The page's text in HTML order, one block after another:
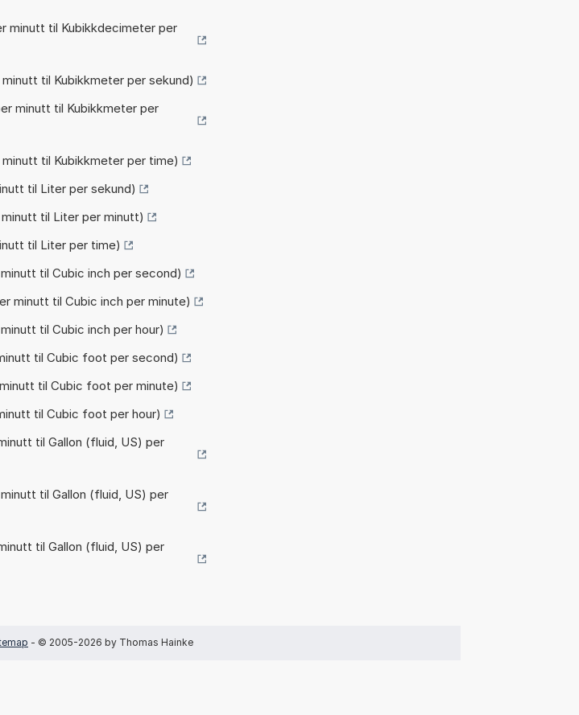
minutt til Kubikkdecimeter per
til Kubikkmeter per sekund)
minutt til Kubikkmeter per
til Kubikkmeter per time)
til Liter per sekund)
til Liter per minutt)
til Liter per time)
til Cubic inch per second)
minutt til Cubic inch per minute)
til Cubic inch per hour)
til Cubic foot per second)
til Cubic foot per minute)
til Cubic foot per hour)
til Gallon (fluid, US) per
til Gallon (fluid, US) per
til Gallon (fluid, US) per
- © 2005-2026 by Thomas Hainke